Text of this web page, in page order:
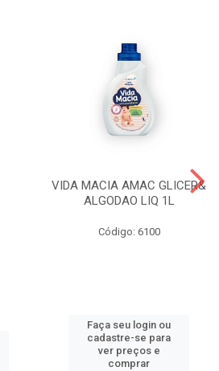
VIDA MACIA AMAC GLICER&
ALGODAO LIQ 1L
Código: 6100
Faça seu login ou
cadastre-se para
ver preços e
comprar